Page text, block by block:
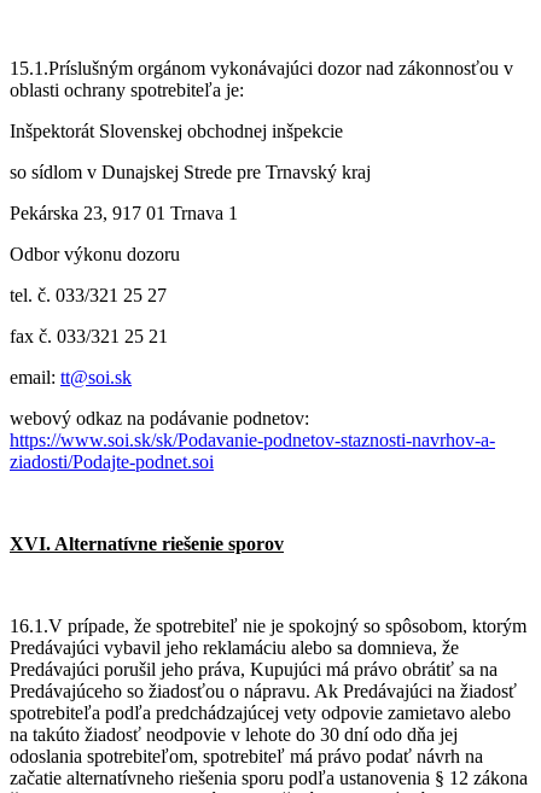
15.1.Príslušným orgánom vykonávajúci dozor nad zákonnosťou v
oblasti ochrany spotrebiteľa je:
Inšpektorát Slovenskej obchodnej inšpekcie
so sídlom v Dunajskej Strede pre Trnavský kraj
Pekárska 23, 917 01 Trnava 1
Odbor výkonu dozoru
tel. č. 033/321 25 27
fax č. 033/321 25 21
email: tt@soi.sk
webový odkaz na podávanie podnetov:
https://www.soi.sk/sk/Podavanie-podnetov-staznosti-navrhov-a-
ziadosti/Podajte-podnet.soi
XVI. Alternatívne riešenie sporov
16.1.V prípade, že spotrebiteľ nie je spokojný so spôsobom, ktorým
Predávajúci vybavil jeho reklamáciu alebo sa domnieva, že
Predávajúci porušil jeho práva, Kupujúci má právo obrátiť sa na
Predávajúceho so žiadosťou o nápravu. Ak Predávajúci na žiadosť
spotrebiteľa podľa predchádzajúcej vety odpovie zamietavo alebo
na takúto žiadosť neodpovie v lehote do 30 dní odo dňa jej
odoslania spotrebiteľom, spotrebiteľ má právo podať návrh na
začatie alternatívneho riešenia sporu podľa ustanovenia § 12 zákona